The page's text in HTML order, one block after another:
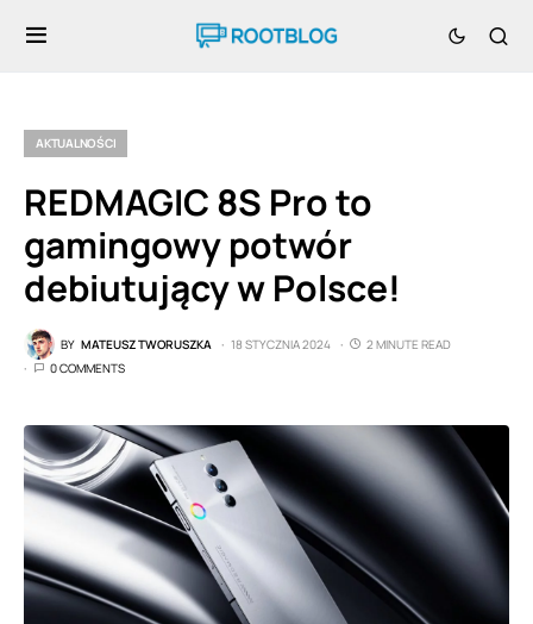
AKTUALNOŚCI
REDMAGIC 8S Pro to
gamingowy potwór
debiutujący w Polsce!
BY MATEUSZ TWORUSZKA 18 STYCZNIA 2024
2 MINUTE READ
0 COMMENTS